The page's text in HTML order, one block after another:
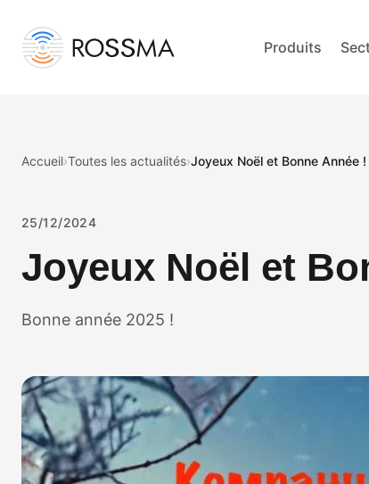
Produits
Accueil›Toutes les actualités›Joyeux Noël et Bonne Année !
25/12/2024
Joyeux Noël et
Bonne année 2025 !